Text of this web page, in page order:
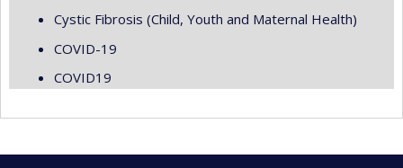
Cystic Fibrosis (Child, Youth and Maternal Health)
COVID-19
COVID19